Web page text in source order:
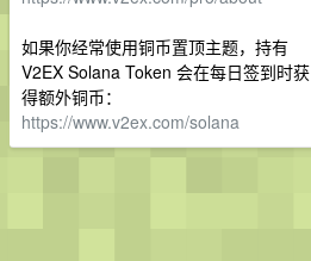
如果你经常使用铜币置顶主题，持有
V2EX Solana Token 会在每日签到时获
得额外铜币：
https://www.v2ex.com/solana